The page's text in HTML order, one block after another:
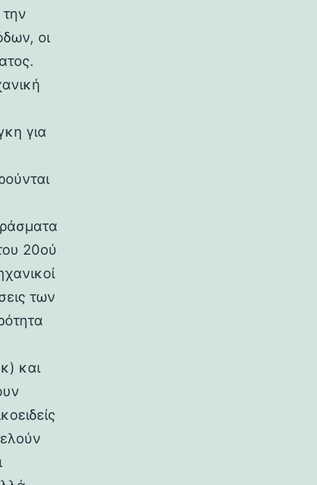
οι
για
20ού
των
και